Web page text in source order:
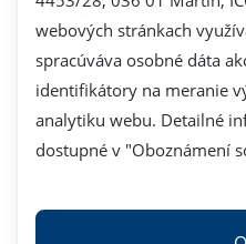
GDPR -
webových stránkach
spracúváva osobné dáta
identifikátory na meranie
analytiku webu. Detailné
dostupné v "Oboznámení